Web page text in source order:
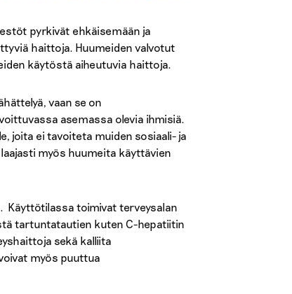
pyrkivät ehkäisemään ja
haittoja. Huumeiden valvotut
käytöstä aiheutuvia haittoja.
vaan se on
asemassa olevia ihmisiä.
joita ei tavoiteta muiden sosiaali- ja
myös huumeita käyttävien
Käyttötilassa toimivat terveysalan
tartuntatautien kuten C-hepatiitin
sekä kalliita
myös puuttua